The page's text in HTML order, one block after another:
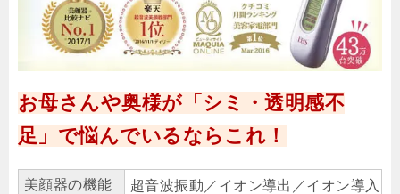
お母さんや奥様が「シミ・透明感不
足」で悩んでいるならこれ！
美顔器の機能
超音波振動／イオン導出／イオン導入